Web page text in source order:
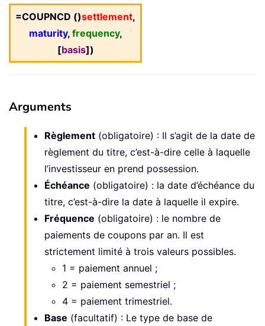
=COUPNCD ()settlement,
maturity, frequency,
[basis])
Arguments
Règlement (obligatoire) : Il s’agit de la date de
règlement du titre, c’est-à-dire celle à laquelle
l’investisseur en prend possession.
Échéance (obligatoire) : la date d’échéance du
titre, c’est-à-dire la date à laquelle il expire.
Fréquence (obligatoire) : le nombre de
paiements de coupons par an. Il est
strictement limité à trois valeurs possibles.
1 = paiement annuel ;
2 = paiement semestriel ;
4 = paiement trimestriel.
Base (facultatif) : Le type de base de